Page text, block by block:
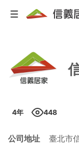
4年 448
公司地址
臺北市